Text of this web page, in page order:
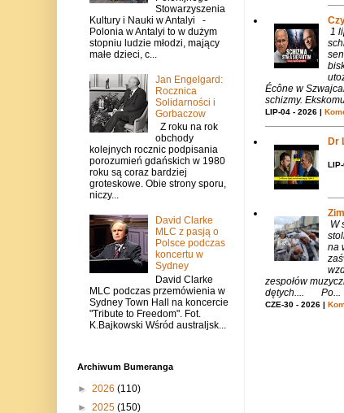
1
Écône w
schizmy.
LIP-04 - 2026 |
Dr
W
na
zespołów
dętych.... Po...
CZE-30 - 2026 |
Stowarzyszenia
Kultury i Nauki w Antalyi -
Polonia w Antalyi to w dużym
stopniu ludzie młodzi, mający
małe dzieci, c...
Jan Engelgard:
Rocznica
Solidarności i
Gorbaczow
Z roku na rok
obchody
kolejnych rocznic podpisania
porozumień gdańskich w 1980
roku są coraz bardziej
groteskowe. Obie strony sporu,
niczy...
David Clarke
MLC z pasją o
Polsce podczas
koncertu w
Sydney
David Clarke
MLC podczas przemówienia w
Sydney Town Hall na koncercie
"Tribute to Freedom". Fot.
K.Bajkowski Wśród australjsk...
Archiwum Bumeranga
► 2026 (110)
► 2025 (150)